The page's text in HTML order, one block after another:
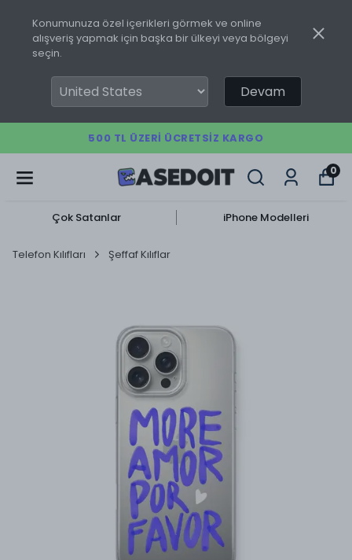
Konumunuza özel içerikleri görmek ve online
alışveriş yapmak için başka bir ülkeyi veya bölgeyi
seçin.
Devam
500 TL ÜZERI ÜCRETSIZ KARGO
0
Çok Satanlar iPhone Modelleri
Telefon Kılıfları Şeffaf Kılıflar